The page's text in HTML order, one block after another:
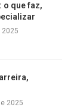
o que faz,
2025
2025